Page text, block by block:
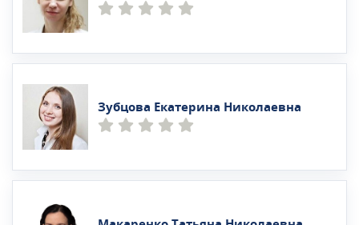
Зубцова Екатерина Николаевна